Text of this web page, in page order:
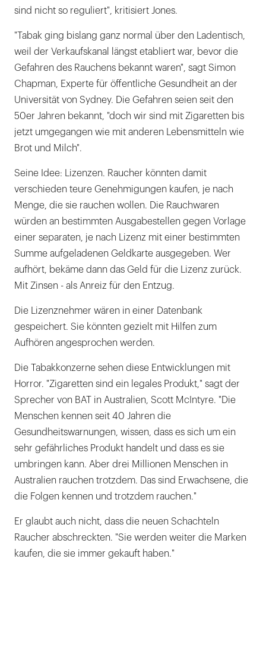
sind nicht so reguliert", kritisiert Jones.
"Tabak ging bislang ganz normal über den Ladentisch,
weil der Verkaufskanal längst etabliert war, bevor die
Gefahren des Rauchens bekannt waren", sagt Simon
Chapman, Experte für öffentliche Gesundheit an der
Universität von Sydney. Die Gefahren seien seit den
50er Jahren bekannt, "doch wir sind mit Zigaretten bis
jetzt umgegangen wie mit anderen Lebensmitteln wie
Brot und Milch".
Seine Idee: Lizenzen. Raucher könnten damit
verschieden teure Genehmigungen kaufen, je nach
Menge, die sie rauchen wollen. Die Rauchwaren
würden an bestimmten Ausgabestellen gegen Vorlage
einer separaten, je nach Lizenz mit einer bestimmten
Summe aufgeladenen Geldkarte ausgegeben. Wer
aufhört, bekäme dann das Geld für die Lizenz zurück.
Mit Zinsen - als Anreiz für den Entzug.
Die Lizenznehmer wären in einer Datenbank
gespeichert. Sie könnten gezielt mit Hilfen zum
Aufhören angesprochen werden.
Die Tabakkonzerne sehen diese Entwicklungen mit
Horror. "Zigaretten sind ein legales Produkt," sagt der
Sprecher von BAT in Australien, Scott McIntyre. "Die
Menschen kennen seit 40 Jahren die
Gesundheitswarnungen, wissen, dass es sich um ein
sehr gefährliches Produkt handelt und dass es sie
umbringen kann. Aber drei Millionen Menschen in
Australien rauchen trotzdem. Das sind Erwachsene, die
die Folgen kennen und trotzdem rauchen."
Er glaubt auch nicht, dass die neuen Schachteln
Raucher abschreckten. "Sie werden weiter die Marken
kaufen, die sie immer gekauft haben."